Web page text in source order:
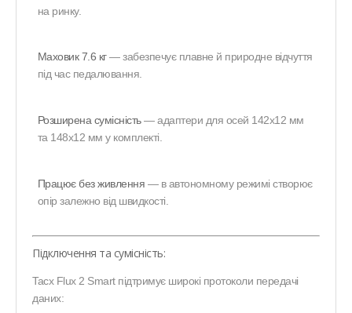
на ринку.
Маховик 7.6 кг— забезпечує плавне й природне відчуття
під час педалювання.
Розширена сумісність— адаптери для осей 142x12 мм
та 148x12 мм у комплекті.
Працює без живлення — в автономному режимі створює
опір залежно від швидкості.
Підключення та сумісність:
Tacx Flux 2 Smart підтримує широкі протоколи передачі
даних: